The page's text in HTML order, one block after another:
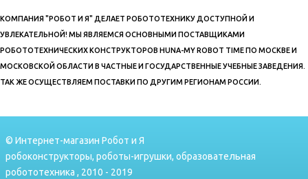
КОМПАНИЯ "РОБОТ И Я" ДЕЛАЕТ РОБОТОТЕХНИКУ ДОСТУПНОЙ И
УВЛЕКАТЕЛЬНОЙ! МЫ ЯВЛЯЕМСЯ ОСНОВНЫМИ ПОСТАВЩИКАМИ
РОБОТОТЕХНИЧЕСКИХ КОНСТРУКТОРОВ HUNA-MY ROBOT TIME ПО МОСКВЕ И
МОСКОВСКОЙ ОБЛАСТИ В ЧАСТНЫЕ И ГОСУДАРСТВЕННЫЕ УЧЕБНЫЕ ЗАВЕДЕНИЯ.
ТАК ЖЕ ОСУЩЕСТВЛЯЕМ ПОСТАВКИ ПО ДРУГИМ РЕГИОНАМ РОССИИ.
© Интернет-магазин Робот и Я
робоконструкторы, роботы-игрушки, образовательная
робототехника , 2010 - 2019